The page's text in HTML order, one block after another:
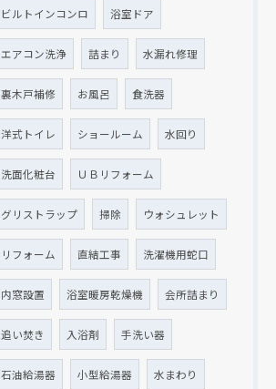
ビルトインコンロ 浴室ドア
エアコン洗浄 詰まり 水漏れ修理
裏木戸補修 お風呂 食洗器
洋式トイレ ショールーム 水回り
洗面化粧台 ＵＢリフォーム
グリストラップ 掃除 ウォシュレット
リフォーム 直結工事 洗濯機用蛇口
内窓設置 浴室暖房乾燥機 会所詰まり
追い焚き 入浴剤 手洗い器
石油給湯器 小型給湯器 水まわり